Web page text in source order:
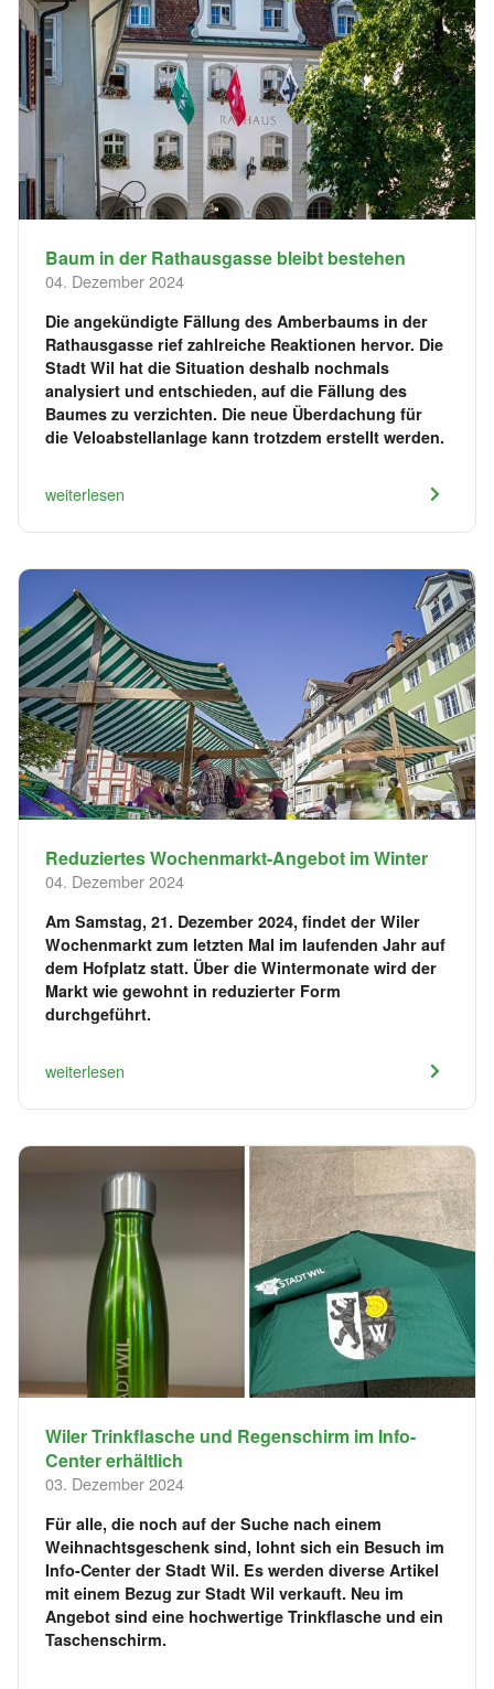
Baum in der Rathausgasse bleibt bestehen
04. Dezember 2024
Die angekündigte Fällung des Amberbaums in der
Rathausgasse rief zahlreiche Reaktionen hervor. Die
Stadt Wil hat die Situation deshalb nochmals
analysiert und entschieden, auf die Fällung des
Baumes zu verzichten. Die neue Überdachung für
die Veloabstellanlage kann trotzdem erstellt werden.
weiterlesen
Reduziertes Wochenmarkt-Angebot im Winter
04. Dezember 2024
Am Samstag, 21. Dezember 2024, findet der Wiler
Wochenmarkt zum letzten Mal im laufenden Jahr auf
dem Hofplatz statt. Über die Wintermonate wird der
Markt wie gewohnt in reduzierter Form
durchgeführt.
weiterlesen
Wiler Trinkflasche und Regenschirm im Info-
Center erhältlich
03. Dezember 2024
Für alle, die noch auf der Suche nach einem
Weihnachtsgeschenk sind, lohnt sich ein Besuch im
Info-Center der Stadt Wil. Es werden diverse Artikel
mit einem Bezug zur Stadt Wil verkauft. Neu im
Angebot sind eine hochwertige Trinkflasche und ein
Taschenschirm.